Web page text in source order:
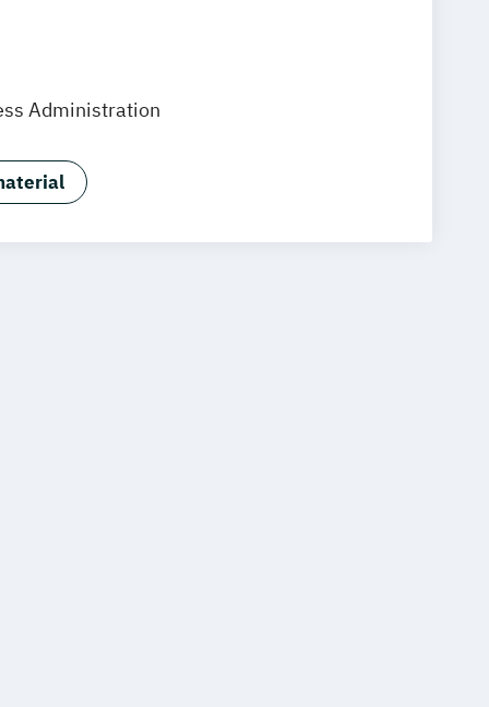
Administration